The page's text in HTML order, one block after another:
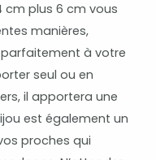
cm plus 6 cm vous
manières,
parfaitement à votre
seul ou en
il apportera une
est également un
proches qui